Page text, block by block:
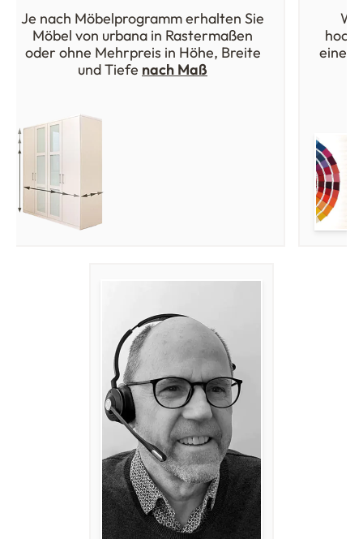
Je nach Möbelprogramm erhalten Sie
Möbel von urbana in Rastermaßen
oder ohne Mehrpreis in Höhe, Breite
und Tiefe nach Maß
einer